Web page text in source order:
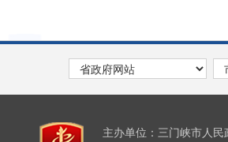
主办单位：三门峡市人民